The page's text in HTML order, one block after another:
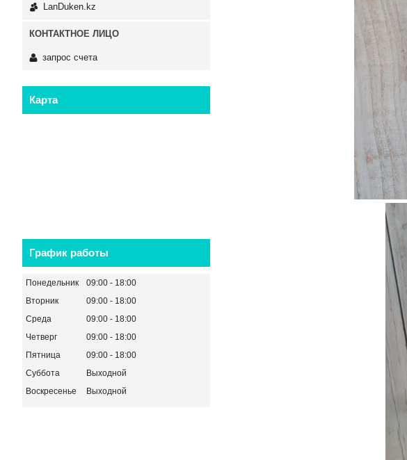
LanDuken.kz
запрос счета
Карта
График работы
Понедельник 09:00
18:00
Вторник
09:00
18:00
Среда
09:00
18:00
Четверг
09:00
18:00
Пятница
09:00
18:00
Суббота
Выходной
Воскресенье
Выходной